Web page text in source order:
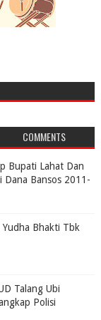
COMMENTS
Bupati Lahat Dan
Bansos 2011-
Bhakti Tbk
Talang Ubi
Polisi